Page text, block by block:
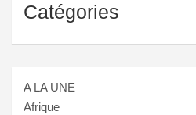
Catégories
A LA UNE
Afrique